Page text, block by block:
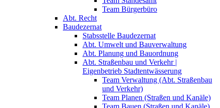
Team Bürgerbüro
Abt. Recht
Baudezernat
Stabsstelle Baudezernat
Abt. Umwelt und Bauverwaltung
Abt. Planung und Bauordnung
Abt. Straßenbau und Verkehr |
Eigenbetrieb Stadtentwässerung
Team Verwaltung (Abt. Straßenbau
und Verkehr)
Team Planen (Straßen und Kanäle)
Team Bauen (Straßen und Kanäle)